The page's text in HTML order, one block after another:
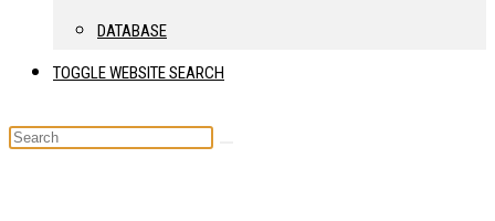
DATABASE
TOGGLE WEBSITE SEARCH